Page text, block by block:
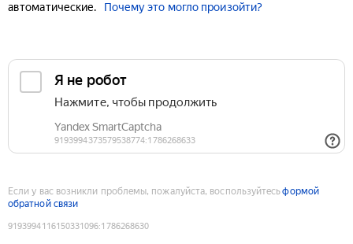
автоматические.
Почему это могло произойти?
Если у вас возникли проблемы, пожалуйста, воспользуйтесьформой
обратной связи
9193994116150331096:1786268630